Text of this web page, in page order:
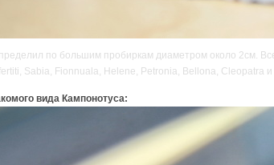
по большим пробиркам диаметром около 2см.
Sabia, Fionnuala, Helene, Petronia, Bellona, Cleopatra и
вида Кампонотуса: